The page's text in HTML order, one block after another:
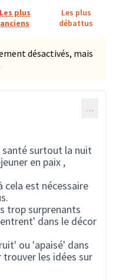
Les plus
anciens
Les plus
débattus
désactivés, mais
…
santé surtout la nuit
en paix ,
cela est nécessaire
trop surprenants
dans le décor
ou 'apaisé' dans
les idées sur